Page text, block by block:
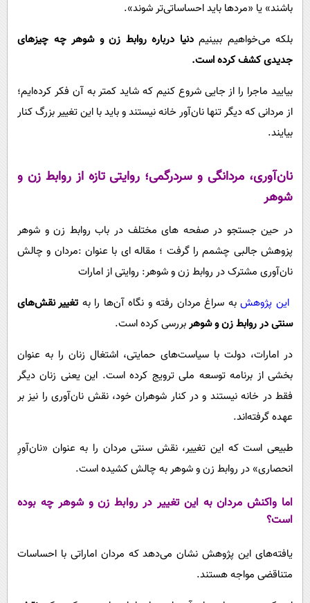
باشند» یا «مردها باید احساساتی‌تر شوند».
بلکه می‌خواهیم ببینیمدنیا درباره روابط زن و شوهر چه چیزهای
جدیدی کشف کرده است.
بیایید ماجرا را از جایی شروع کنیم که شاید کمتر به آن فکر کرده‌ایم؛
از مردانی که دیگر تنها نان‌آور خانه نیستند و باید با این تغییر بزرگ کنار
بیایند.
نان‌آوری، مردانگی و سردرگمی؛ روایتی تازه از روابط زن و
شوهر
در حین جستجو در صفحه های مختلف در باب روابط زن و شوهر
پزوهش جالبی چشمم را گرفت ؛ مقاله ای با عنوان :مردان و چالش
نان‌آوری مشترک در روابط زن و شوهر: روایتی از امارات
این پژوهش به سراغ مردان رفته و نگاه آن‌ها را به تغییر نقش‌های
سنتی در روابط زن و شوهربررسی کرده است.
در امارات، دولت با سیاست‌های حمایتی، اشتغال زنان را به عنوان
بخشی از برنامه توسعه ملی ترویج کرده است. این یعنی زنان دیگر
فقط در خانه نیستند و در کنار شوهران خود، نقش نان‌آوری را نیز بر
عهده گرفته‌اند.
طبیعی است که این تغییر، نقش سنتی مردان را به عنوان «نان‌آورِ
انحصاری» در روابط زن و شوهر به چالش کشیده است.
اما واکنش مردان به این تغییر در روابط زن و شوهر چه بوده
است؟
یافته‌های این پژوهش نشان می‌دهد که مردان اماراتی با احساسات
متناقضی مواجه هستند.